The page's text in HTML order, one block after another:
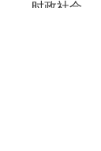
时政社会